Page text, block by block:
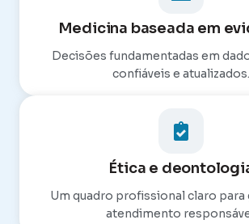
Medicina baseada em
Decisões fundamentadas em
confiáveis e atualizados.
Ética e
Um quadro profissional claro para
atendimento